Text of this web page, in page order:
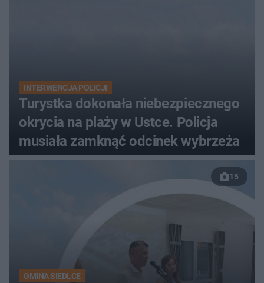
INTERWENCJA POLICJI
Turystka dokonała niebezpiecznego
okrycia na plaży w Ustce. Policja
musiała zamknąć odcinek wybrzeża
15
GMINA SIEDLCE